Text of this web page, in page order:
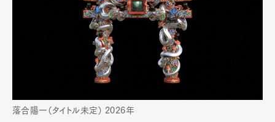
落合陽一（タイトル未定） 2026年